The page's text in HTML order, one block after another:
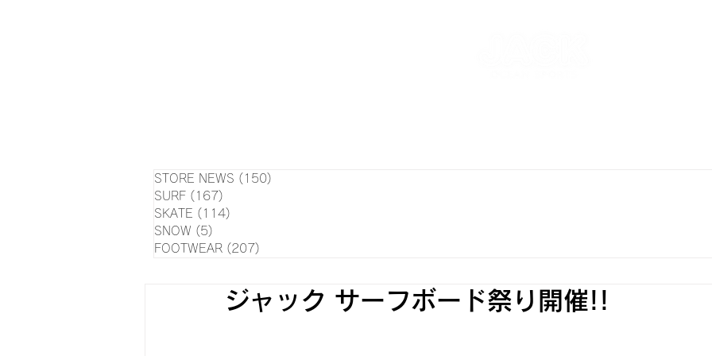
STORE NEWS (150)
SURF (167)
SKATE (114)
SNOW (5)
FOOTWEAR (207)
ジャック サーフボード祭り開催!!